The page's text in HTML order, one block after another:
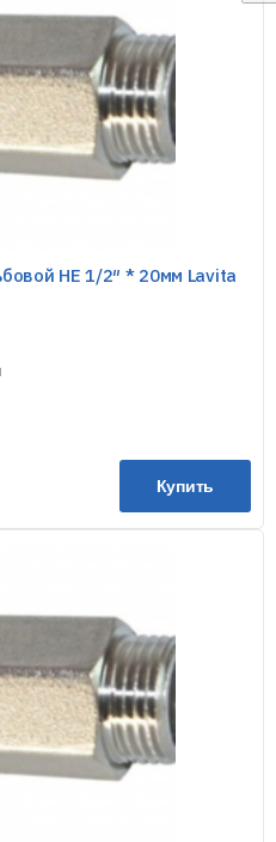
HE 1/2″ * 20мм Lavita
Купить